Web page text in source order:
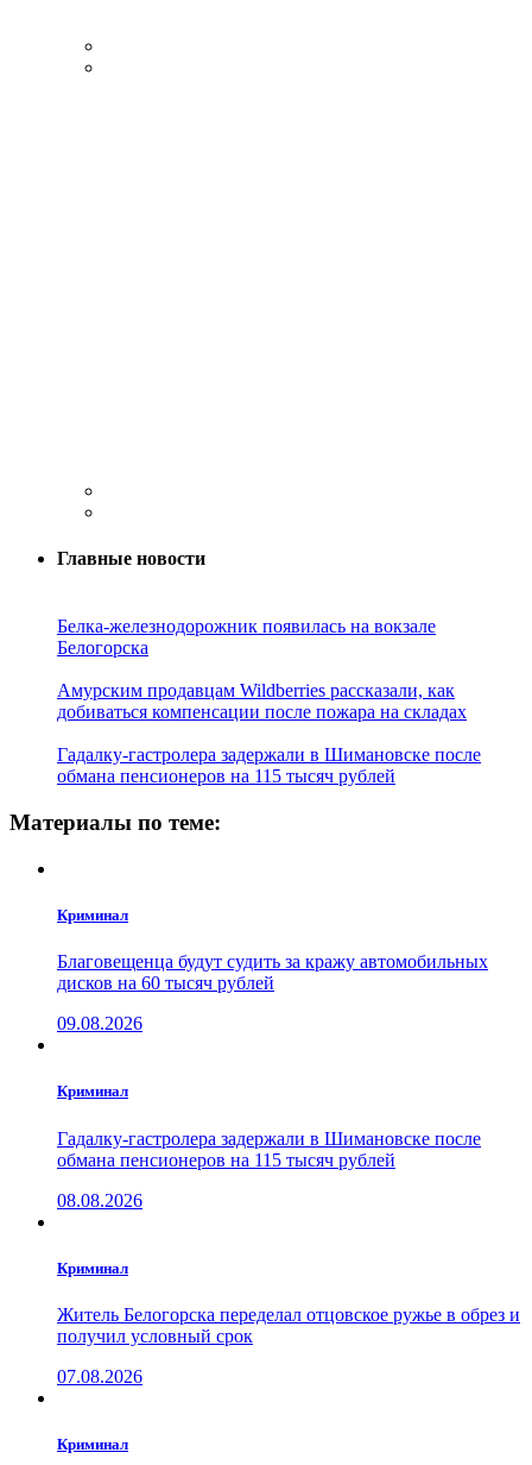
Главные новости
Белка-железнодорожник появилась на вокзале
Белогорска
Амурским продавцам Wildberries рассказали, как
добиваться компенсации после пожара на складах
Гадалку-гастролера задержали в Шимановске после
обмана пенсионеров на 115 тысяч рублей
Материалы по теме:
Криминал
Благовещенца будут судить за кражу автомобильных
дисков на 60 тысяч рублей
09.08.2026
Криминал
Гадалку-гастролера задержали в Шимановске после
обмана пенсионеров на 115 тысяч рублей
08.08.2026
Криминал
Житель Белогорска переделал отцовское ружье в обрез и
получил условный срок
07.08.2026
Криминал